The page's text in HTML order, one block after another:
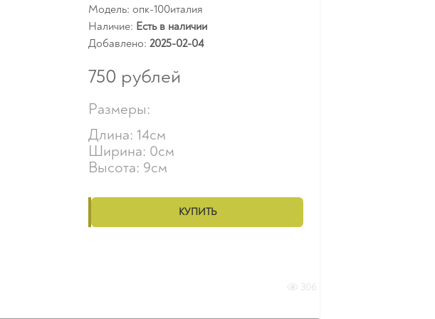
Модель: опк-100италия
Наличие: Есть в наличии
Добавлено: 2025-02-04
750 рублей
Размеры:
Длина: 14см
Ширина: 0см
Высота: 9см
КУПИТЬ